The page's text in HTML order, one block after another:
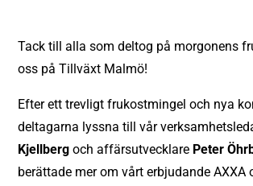
Tack till alla som deltog på morgonens
oss på Tillväxt Malmö!
Efter ett trevligt frukostmingel och nya
deltagarna lyssna till vår
Kjellberg och affärsutvecklare Peter
berättade mer om vårt erbjudande AXXA